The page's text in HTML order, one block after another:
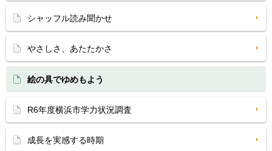
シャッフル読み聞かせ
やさしさ、あたたかさ
絵の具でゆめもよう
R6年度横浜市学力状況調査
成長を実感する時期